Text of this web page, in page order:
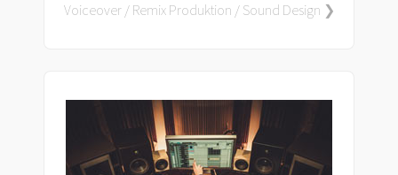
Voiceover / Remix Produktion / Sound Design ❯